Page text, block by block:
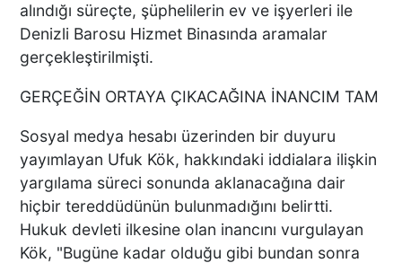
alındığı süreçte, şüphelilerin ev ve işyerleri ile
Denizli Barosu Hizmet Binasında aramalar
gerçekleştirilmişti.
GERÇEĞİN ORTAYA ÇIKACAĞINA İNANCIM TAM
Sosyal medya hesabı üzerinden bir duyuru
yayımlayan Ufuk Kök, hakkındaki iddialara ilişkin
yargılama süreci sonunda aklanacağına dair
hiçbir tereddüdünün bulunmadığını belirtti.
Hukuk devleti ilkesine olan inancını vurgulayan
Kök, "Bugüne kadar olduğu gibi bundan sonra